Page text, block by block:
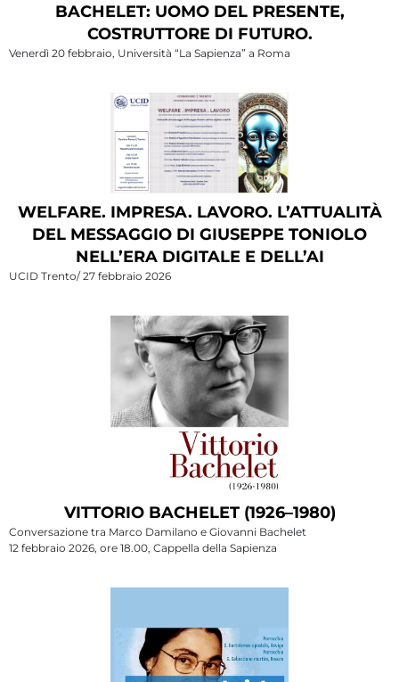
BACHELET: UOMO DEL PRESENTE,
COSTRUTTORE DI FUTURO.
Venerdì 20 febbraio, Università “La Sapienza” a Roma
WELFARE. IMPRESA. LAVORO. L’ATTUALITÀ
DEL MESSAGGIO DI GIUSEPPE TONIOLO
NELL’ERA DIGITALE E DELL’AI
UCID Trento/ 27 febbraio 2026
VITTORIO BACHELET (1926–1980)
Conversazione tra Marco Damilano e Giovanni Bachelet
12 febbraio 2026, ore 18.00, Cappella della Sapienza